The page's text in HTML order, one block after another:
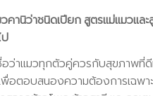
วคานิว่าชนิดเปียก สูตรแม่แมวแ
อว่าแมวทุกตัวคู่ควรกับสุขภาพที่
อตอบสนองความต้องการเฉพา